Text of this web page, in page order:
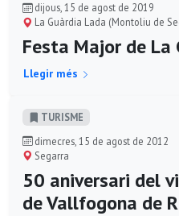
dijous, 15 de agost de 2019
La Guàrdia Lada (Montoliu de
Festa Major de
Llegir més
TURISME
dimecres, 15 de agost de 2012
Segarra
50 aniversari del
de Vallfogona de